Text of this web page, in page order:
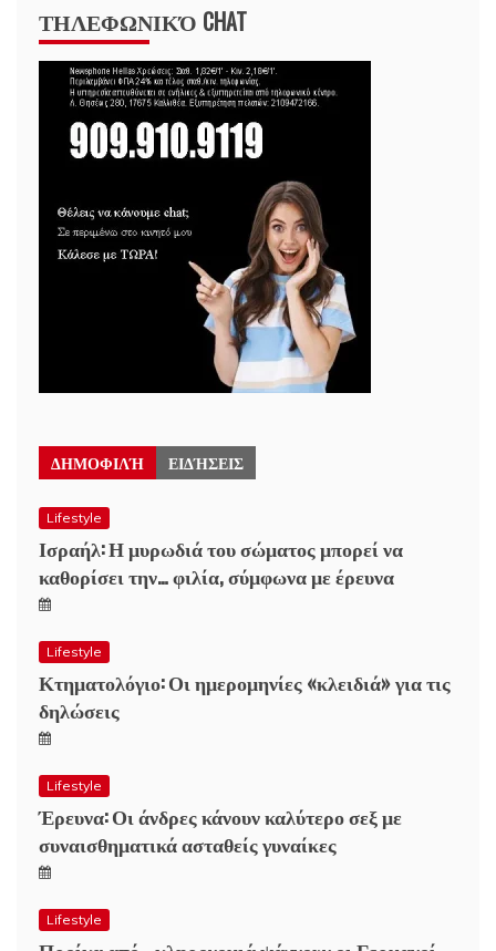
ΤΗΛΕΦΩΝΙΚΌ CHAT
ΔΗΜΟΦΙΛΉ ΕΙΔΉΣΕΙΣ
Lifestyle
Ισραήλ: Η μυρωδιά του σώματος μπορεί να
καθορίσει την… φιλία, σύμφωνα με έρευνα
Lifestyle
Κτηματολόγιο: Οι ημερομηνίες «κλειδιά» για τις
δηλώσεις
Lifestyle
Έρευνα: Οι άνδρες κάνουν καλύτερο σεξ με
συναισθηματικά ασταθείς γυναίκες
Lifestyle